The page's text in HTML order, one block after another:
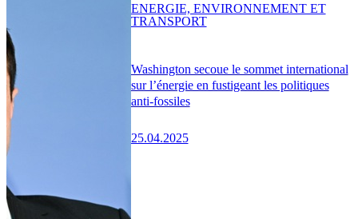
Washington secoue le sommet international
sur l’énergie en fustigeant les politiques
anti-fossiles
25.04.2025
ENERGIE, ENVIRONNEMENT ET
TRANSPORT